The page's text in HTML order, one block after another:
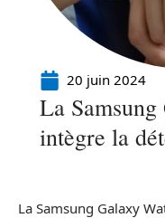
20 juin 2024
La
intègre la
La Samsung Galaxy